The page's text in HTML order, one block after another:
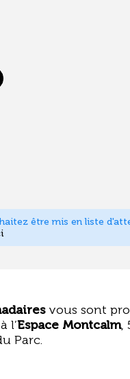
être mis en liste
vous sont
l’Espace Montcalm,
Parc.